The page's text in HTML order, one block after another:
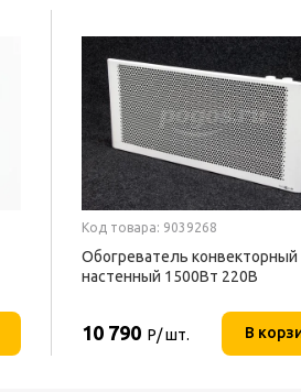
Код товара: 9039268
Обогреватель конвекторный
настенный 1500Вт 220В
10 790 Р/ шт. В